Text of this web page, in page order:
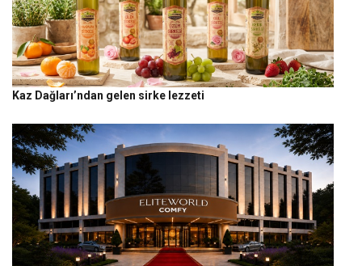
Kaz Dağları’ndan gelen sirke lezzeti